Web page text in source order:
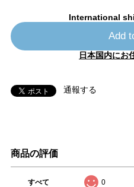
International
Add
日本国内にお
通報する
商品の評価
すべて 0